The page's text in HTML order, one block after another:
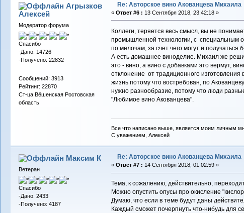
Агрызков
Алексей
Модератор форума
Спасибо
-Дано: 14726
-Получено: 22832
Сообщений: 3913
Рейтинг: 22870
Ст-ца Вёшенская Ростовская
область
Re: Авторское вино Акованцева Михаила
« Ответ #6 : 13 Сентября 2018, 23:42:18 »
Коллеги, теряется весь смысл, вы не
промышленной технологии, с специальным
по мелочам, за счет чего могут и получаться
А есть домашнее виноделие. Михаил же
это - вино, а вино с добавками это вермут,
отклонение от традиционного
жизнь потому что востребован, по
нужно разнообразие, потому что люди
"Любимое вино Акованцева".
Все что написано выше, является моим личным
С уважением, Алексей
Максим К
Ветеран
Спасибо
-Дано: 2433
-Получено: 4187
Re: Авторское вино Акованцева Михаила
« Ответ #7 : 14 Сентября 2018, 01:02:59 »
Тема, к сожалению, действительно,
Можно опустить опусы про окисление
Думаю, что если в теме будут даны
Каждый сможет почерпнуть что-нибудь для